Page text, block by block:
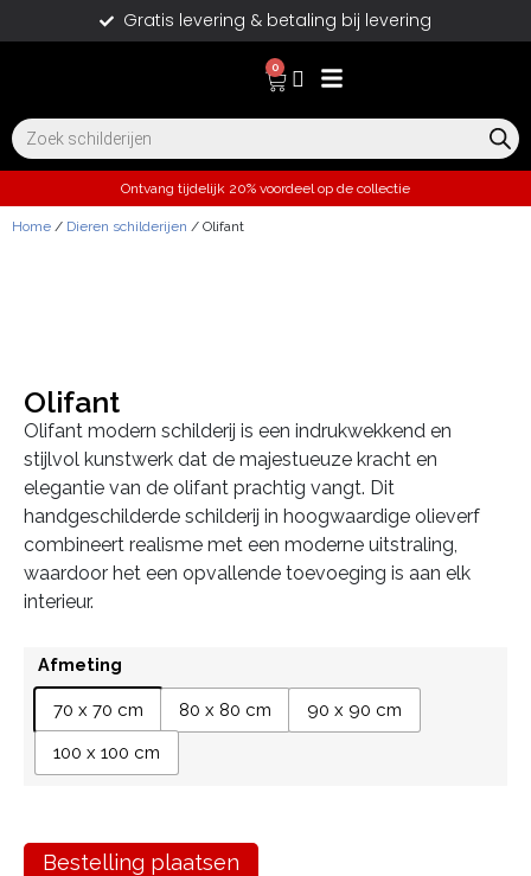
Gratis levering & betaling bij levering
0
Ontvang tijdelijk 20% voordeel op de collectie
Home / Dieren schilderijen / Olifant
Olifant
Olifant modern schilderij is een indrukwekkend en
stijlvol kunstwerk dat de majestueuze kracht en
elegantie van de olifant prachtig vangt. Dit
handgeschilderde schilderij in hoogwaardige olieverf
combineert realisme met een moderne uitstraling,
waardoor het een opvallende toevoeging is aan elk
interieur.
Afmeting
70 x 70 cm 80 x 80 cm
90 x 90 cm
100 x 100 cm
Bestelling plaatsen